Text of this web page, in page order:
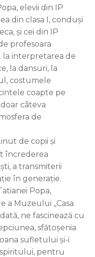
elevii din IP
din clasa I, conduși
și cei din IP
profesoara
la interpretarea de
la dansuri, la
costumele
coapte pe
câteva
de
de copii și
încrederea
a transmiterii
în generație.
Popa,
a Muzeului ,,Casa
ne fascinează cu
sfătoșenia
sufletului și-i
pentru